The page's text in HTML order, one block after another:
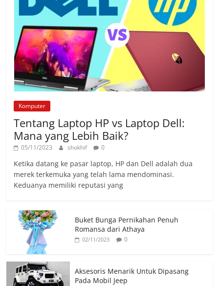
Komputer
Tentang Laptop HP vs Laptop Dell:
Mana yang Lebih Baik?
05/11/2023 shokhif 0
Ketika datang ke pasar laptop, HP dan Dell adalah dua
merek terkemuka yang telah lama mendominasi.
Keduanya memiliki reputasi yang
Buket Bunga Pernikahan Penuh
Romansa dari Athaya
02/11/2023 0
Aksesoris Menarik Untuk Dipasang
Pada Mobil Jeep